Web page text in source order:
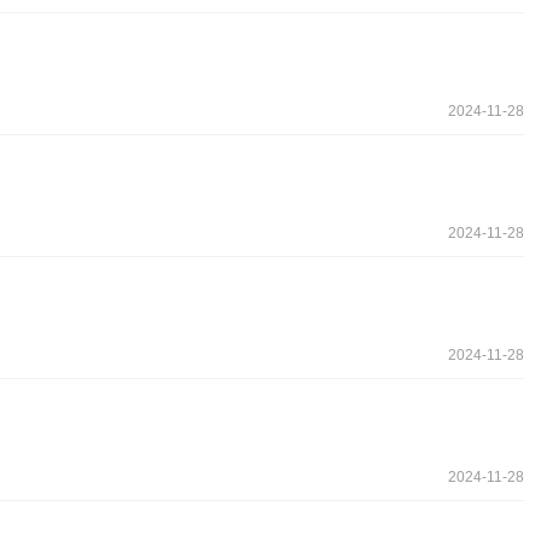
2024-11-28
2024-11-28
2024-11-28
2024-11-28